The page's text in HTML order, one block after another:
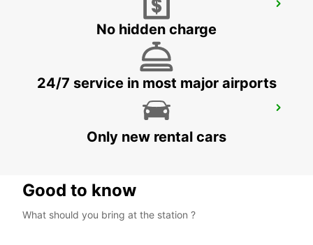
KRAKOW AIRPORT *RY*
BALICE - POLAND
HOTEL VIENNA HOUSE
No hidden charge
24/7 service in most major airports
Only new rental cars
Good to know
What should you bring at the station ?